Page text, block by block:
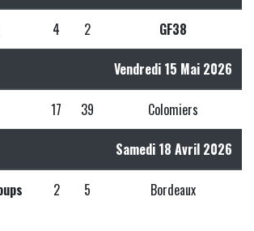
4 2 GF38
Vendredi 15 Mai 2026
17 39 Colomiers
Samedi 18 Avril 2026
2 5 Bordeaux